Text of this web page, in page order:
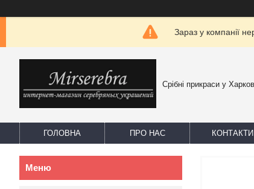
Зараз у компанії
Срібні прикраси у
ГОЛОВНА ПРО НАС КОНТАКТИ